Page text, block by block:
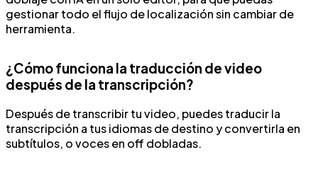
gestionar todo el flujo de localización sin cambiar de
herramienta.
¿Cómo funciona la traducción de video
después de la transcripción?
Después de transcribir tu video, puedes traducir la
transcripción a tus idiomas de destino y convertirla en
subtítulos, o voces en off dobladas.